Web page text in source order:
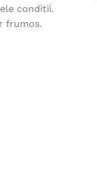
vezi produse
conditii.
frumos.